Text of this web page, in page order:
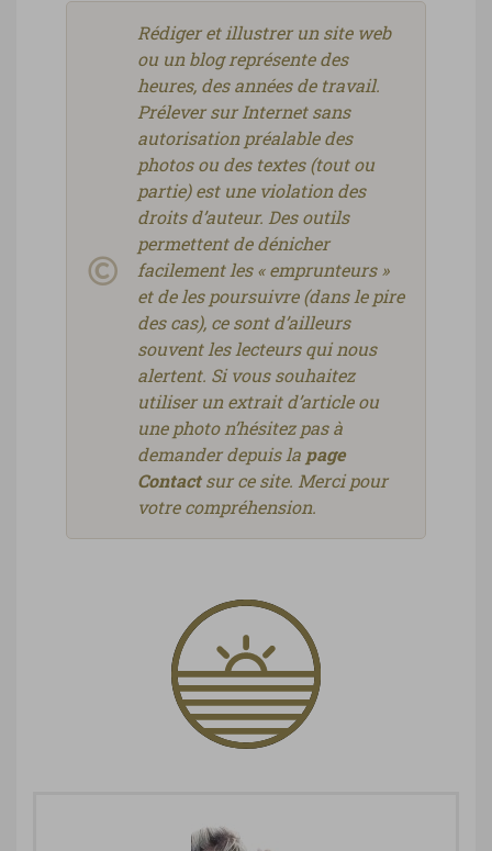
Rédiger et illustrer un site web
ou un blog représente des
heures, des années de travail.
Prélever sur Internet sans
autorisation préalable des
photos ou des textes (tout ou
partie) est une violation des
droits d’auteur. Des outils
permettent de dénicher
facilement les « emprunteurs »
et de les poursuivre (dans le pire
des cas), ce sont d’ailleurs
souvent les lecteurs qui nous
alertent. Si vous souhaitez
utiliser un extrait d’article ou
une photo n’hésitez pas à
demander depuis la page
Contactsur ce site. Merci pour
votre compréhension.